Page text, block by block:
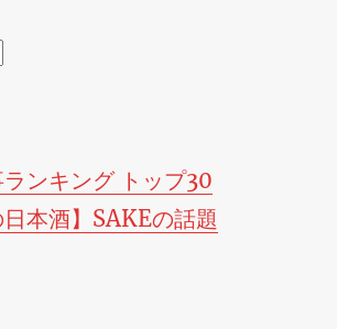
ランキング トップ30
日本酒】SAKEの話題